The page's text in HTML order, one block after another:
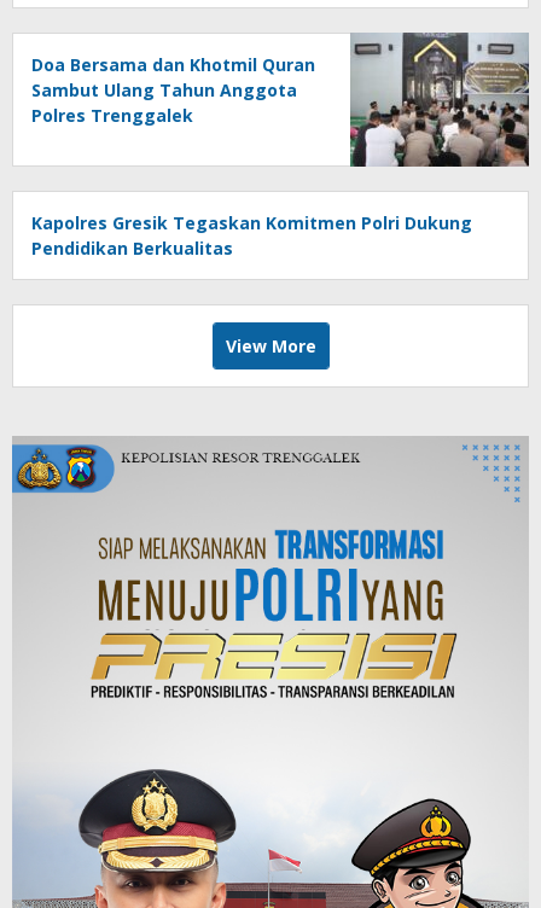
Doa Bersama dan Khotmil Quran
Sambut Ulang Tahun Anggota
Polres Trenggalek
Kapolres Gresik Tegaskan Komitmen Polri Dukung
Pendidikan Berkualitas
View More